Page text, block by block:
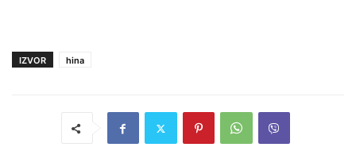
IZVOR hina